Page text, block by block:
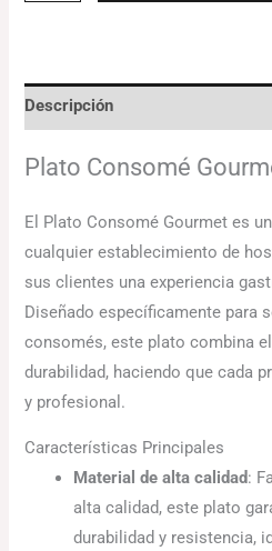
Descripción
Plato Consomé
El Plato Consomé Gourmet es
cualquier establecimiento de
sus clientes una experiencia
Diseñado específicamente para
consomés, este plato combina
durabilidad, haciendo que cada
y profesional.
Características Principales
Material de alta calidad:
alta calidad, este plato
durabilidad y resistencia,